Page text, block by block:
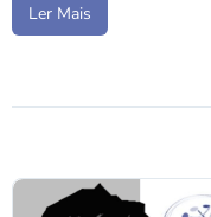
Ler Mais